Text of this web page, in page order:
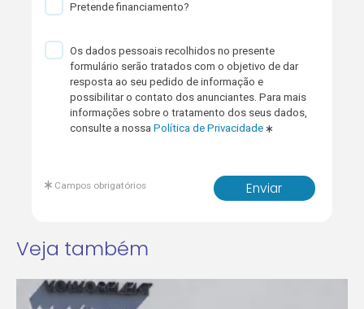
Pretende financiamento?
Os dados pessoais recolhidos no presente
formulário serão tratados com o objetivo de dar
resposta ao seu pedido de informação e
possibilitar o contato dos anunciantes. Para mais
informações sobre o tratamento dos seus dados,
consulte a nossaPolítica de Privacidade
Enviar
Campos obrigatórios
Veja também